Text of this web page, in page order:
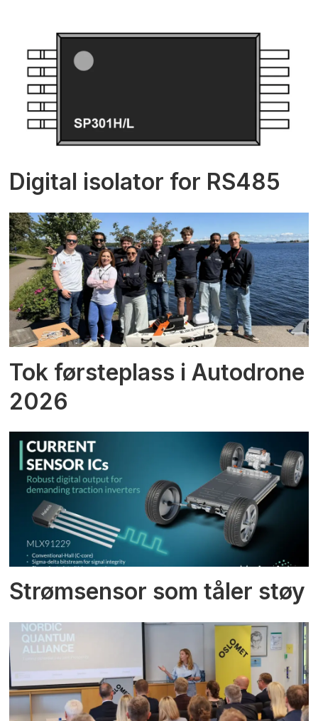
Digital isolator for RS485
Tok førsteplass i Autodrone
2026
Strømsensor som tåler støy